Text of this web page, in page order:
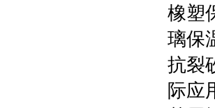
橡塑
璃保
抗裂
际应